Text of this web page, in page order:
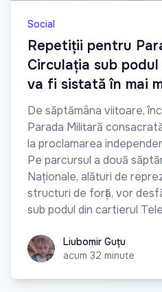
Social
Repetiții pentru
Circulația sub
va fi sistată în mai
De săptămâna viitoare,
Parada Militară
la proclamarea
Pe parcursul a două
Naționale, alături de
structuri de forță, vor
sub podul din cartierul
Liubomir Guțu
Liubomir Guțu
acum 32 minute